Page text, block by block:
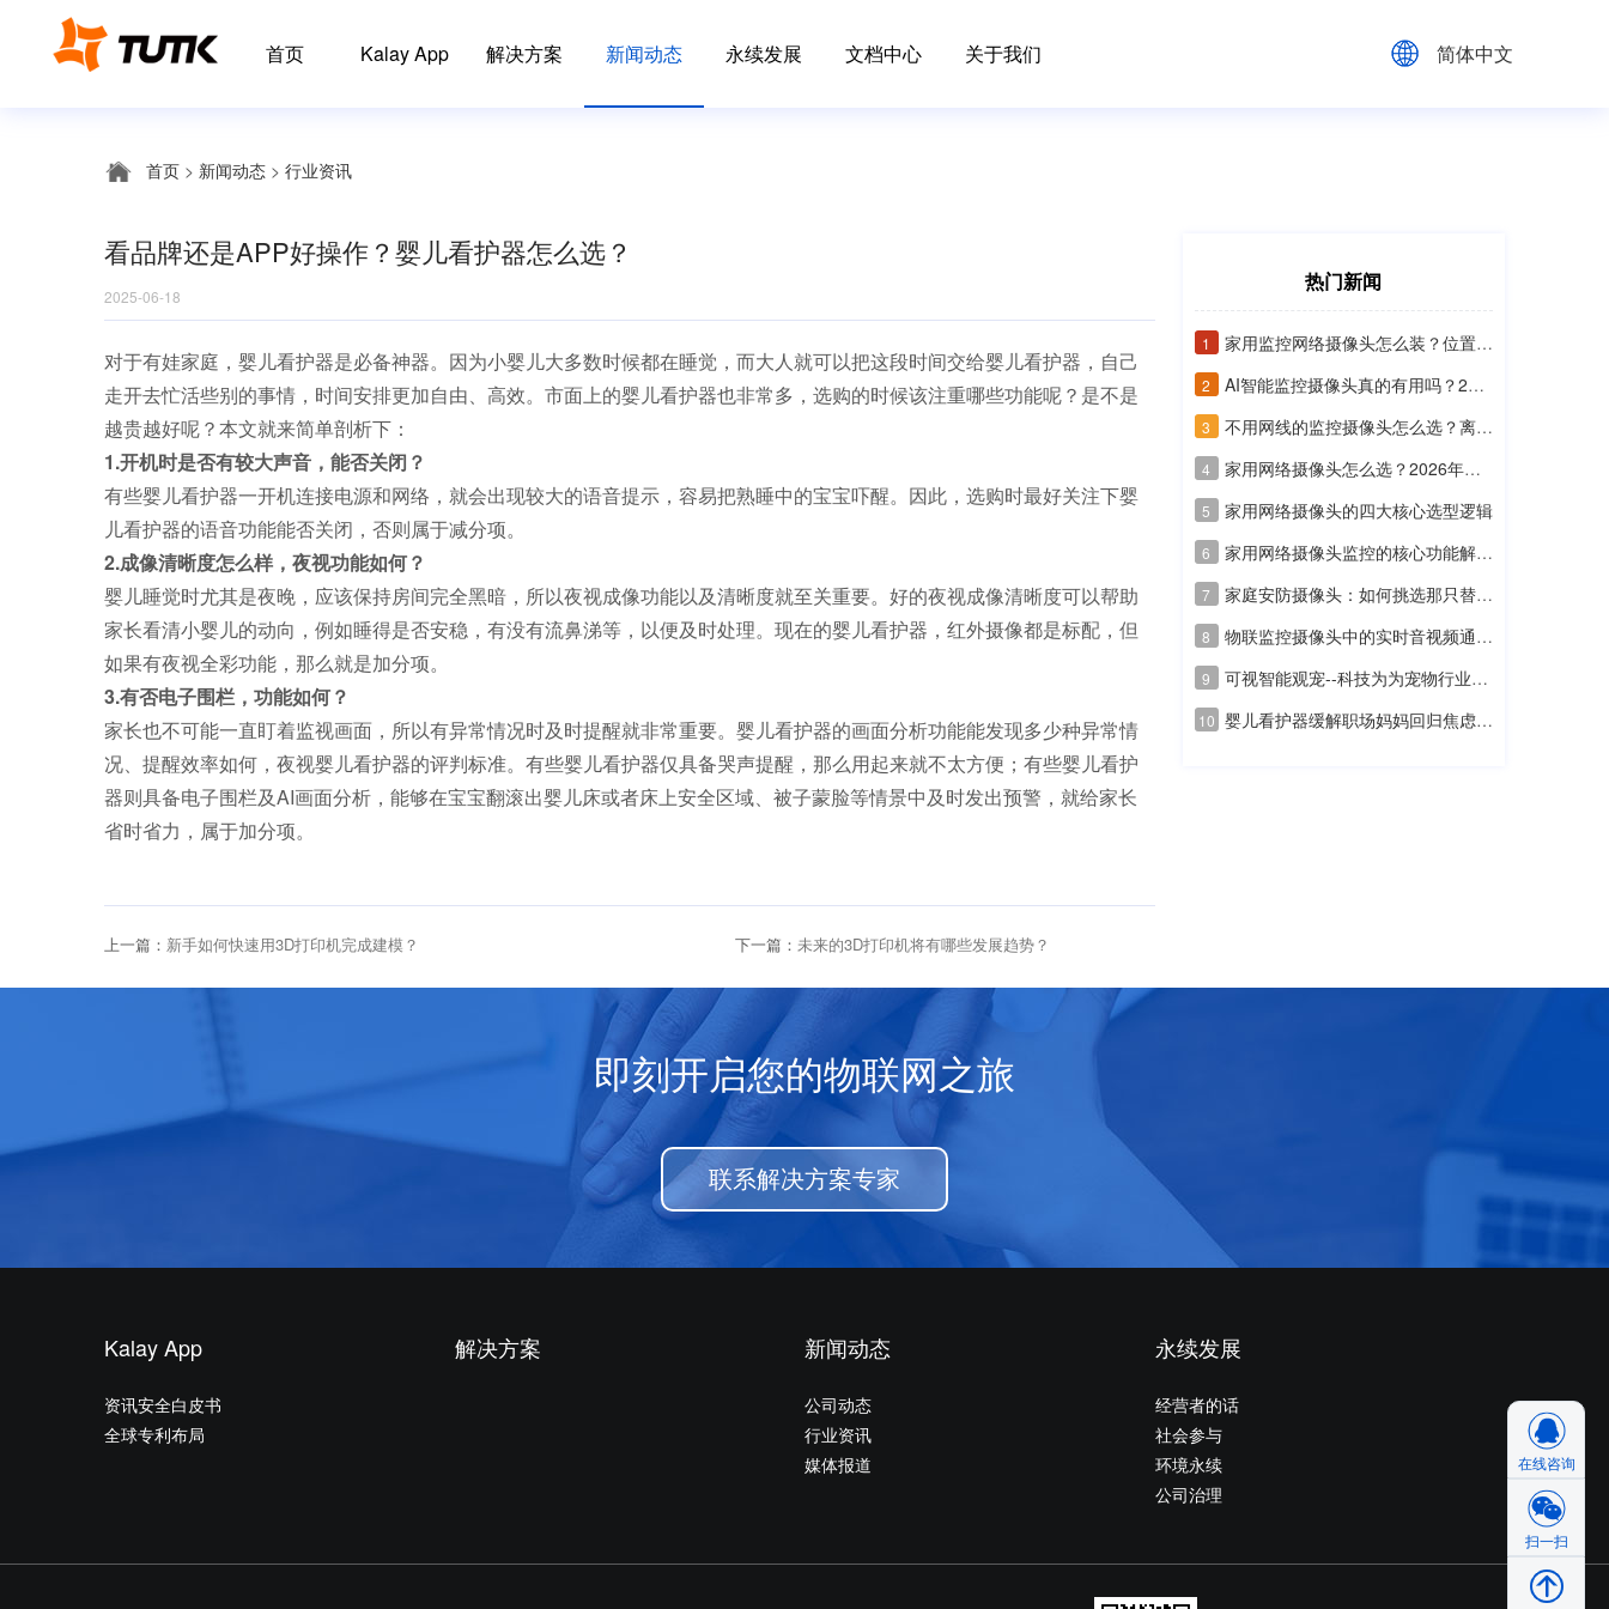
首页 Kalay App 解决方案 新闻动态 永续发展 文档中心 关于我们 简体中文
首页 > 新闻动态 > 行业资讯
看品牌还是APP好操作？婴儿看护器怎么选？
2025-06-18
对于有娃家庭，婴儿看护器是必备神器。因为小婴儿大多数时候都在睡觉，而大人就可以把这段时间交给婴儿看护器，自己
走开去忙活些别的事情，时间安排更加自由、高效。市面上的婴儿看护器也非常多，选购的时候该注重哪些功能呢？是不是
越贵越好呢？本文就来简单剖析下：
1.开机时是否有较大声音，能否关闭？
有些婴儿看护器一开机连接电源和网络，就会出现较大的语音提示，容易把熟睡中的宝宝吓醒。因此，选购时最好关注下婴
儿看护器的语音功能能否关闭，否则属于减分项。
2.成像清晰度怎么样，夜视功能如何？
婴儿睡觉时尤其是夜晚，应该保持房间完全黑暗，所以夜视成像功能以及清晰度就至关重要。好的夜视成像清晰度可以帮助
家长看清小婴儿的动向，例如睡得是否安稳，有没有流鼻涕等，以便及时处理。现在的婴儿看护器，红外摄像都是标配，但
如果有夜视全彩功能，那么就是加分项。
3.有否电子围栏，功能如何？
家长也不可能一直盯着监视画面，所以有异常情况时及时提醒就非常重要。婴儿看护器的画面分析功能能发现多少种异常情
况、提醒效率如何，夜视婴儿看护器的评判标准。有些婴儿看护器仅具备哭声提醒，那么用起来就不太方便；有些婴儿看护
器则具备电子围栏及AI画面分析，能够在宝宝翻滚出婴儿床或者床上安全区域、被子蒙脸等情景中及时发出预警，就给家长
省时省力，属于加分项。
上一篇： 新手如何快速用3D打印机完成建模？ 下一篇： 未来的3D打印机将有哪些发展趋势？
热门新闻
1 家用监控网络摄像头怎么装？位置、角度、防水与隐私指南
2 AI智能监控摄像头真的有用吗？2026年选购别只看“能识别”
3 不用网线的监控摄像头怎么选？离网安防的坑比你想的多
4 家用网络摄像头怎么选？2026年别再只看像素了
5 家用网络摄像头的四大核心选型逻辑
6 家用网络摄像头监控的核心功能解析和场景分析
7 家庭安防摄像头：如何挑选那只替你全天候“看家”的眼睛
8 物联监控摄像头中的实时音视频通信技术：从基础能力到核心竞争力的演进
9 可视智能观宠--科技为为宠物行业“加码”，重塑人宠交互新维度
10 婴儿看护器缓解职场妈妈回归焦虑，TUTK助力宝宝实时看护
即刻开启您的物联网之旅
联系解决方案专家
Kalay App
资讯安全白皮书
全球专利布局
解决方案 新闻动态
公司动态
行业资讯
媒体报道
永续发展
经营者的话
社会参与
环境永续
公司治理
在线咨询
扫一扫